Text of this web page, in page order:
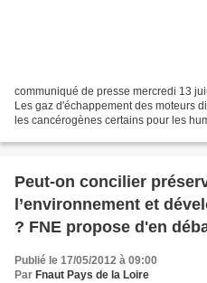
communiqué de presse mercredi 13
Les gaz d'échappement des moteurs
les cancérogènes certains pour les
Peut-on concilier
l’environnement et
? FNE propose d'en
Publié le 17/05/2012 à 09:00
Par Fnaut Pays de la Loire